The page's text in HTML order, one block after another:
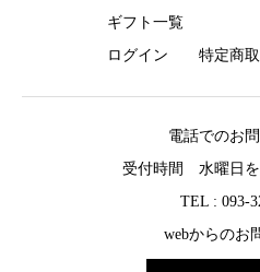
ギフト一覧
ログイン
特定商
電話でのお
受付時間 水曜日を
TEL : 093-
webからのお